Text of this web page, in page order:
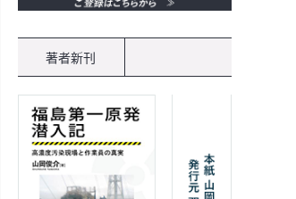
著者新刊